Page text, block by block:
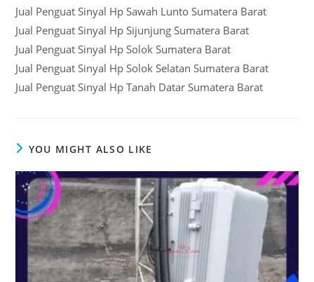
Jual Penguat Sinyal Hp Sawah Lunto Sumatera Barat
Jual Penguat Sinyal Hp Sijunjung Sumatera Barat
Jual Penguat Sinyal Hp Solok Sumatera Barat
Jual Penguat Sinyal Hp Solok Selatan Sumatera Barat
Jual Penguat Sinyal Hp Tanah Datar Sumatera Barat
YOU MIGHT ALSO LIKE